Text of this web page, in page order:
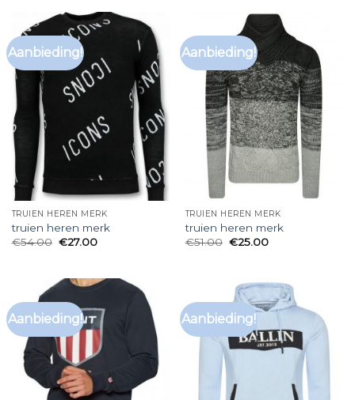
Aanbieding!
TRUIEN HEREN MERK
truien heren merk
€54.00 €27.00
Aanbieding!
TRUIEN HEREN MERK
truien heren merk
€51.00 €25.00
Aanbieding! Aanbieding!